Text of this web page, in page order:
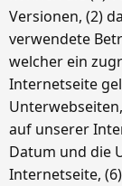
Versionen, (2)
verwendete
welcher ein
Internetseite
auf unserer
Datum und die
Internetseite,